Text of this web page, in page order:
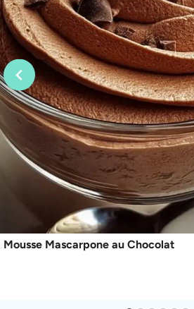
Mousse Mascarpone au Chocolat